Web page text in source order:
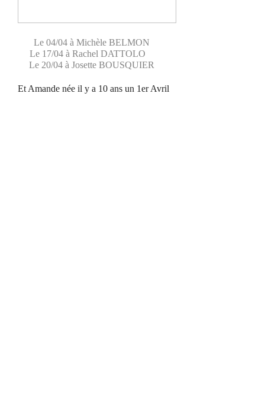
Le 04/04 à Michèle BELMON
Le 17/04 à Rachel DATTOLO
Le 20/04 à Josette BOUSQUIER
Et Amande née il y a 10 ans un 1er Avril